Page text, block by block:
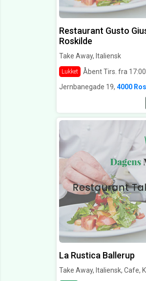
Restaurant Gusto
Roskilde
Take Away, Italiensk
Lukket Åbent Tirs. fra
Jernbanegade 19, 4000
La Rustica Ballerup
Take Away, Italiensk, Cafe,